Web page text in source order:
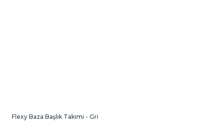
Flexy Baza Başlık Takımı - Gri